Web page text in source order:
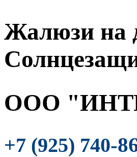
Жалюзи на
ООО
+7 (925) 740-